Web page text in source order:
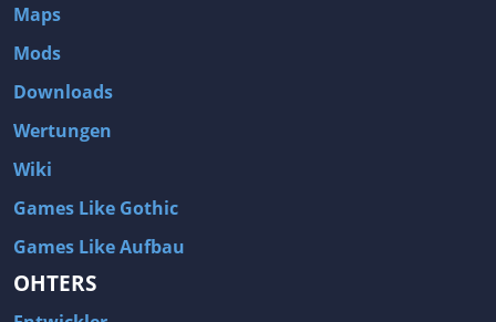
Maps
Mods
Downloads
Wertungen
Wiki
Games Like Gothic
Games Like Aufbau
OHTERS